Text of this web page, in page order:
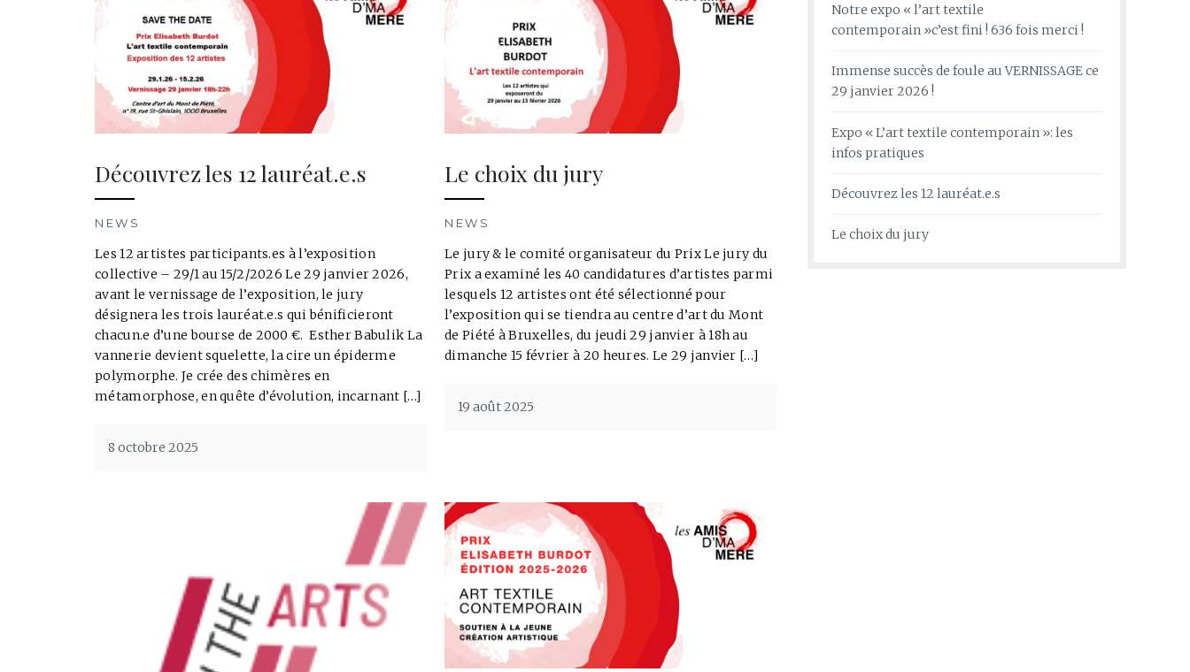
Découvrez les 12 lauréat.e.s
NEWS
Les 12 artistes participants.es à l’exposition
collective – 29/1 au 15/2/2026 Le 29 janvier 2026,
avant le vernissage de l’exposition, le jury
désignera les trois lauréat.e.s qui bénificieront
chacun.e d’une bourse de 2000 €. Esther Babulik La
vannerie devient squelette, la cire un épiderme
polymorphe. Je crée des chimères en
métamorphose, en quête d’évolution, incarnant […]
8 octobre 2025
Le choix du jury
NEWS
Le jury & le comité organisateur du Prix Le jury du
Prix a examiné les 40 candidatures d’artistes parmi
lesquels 12 artistes ont été sélectionné pour
l’exposition qui se tiendra au centre d’art du Mont
de Piété à Bruxelles, du jeudi 29 janvier à 18h au
dimanche 15 février à 20 heures. Le 29 janvier […]
19 août 2025
Notre expo « l’art textile
contemporain »c’est fini ! 636 fois merci !
Immense succès de foule au VERNISSAGE ce
29 janvier 2026 !
Expo « L’art textile contemporain »: les
infos pratiques
Découvrez les 12 lauréat.e.s
Le choix du jury